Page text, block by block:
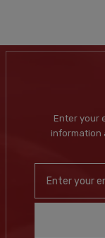
Enter your
information